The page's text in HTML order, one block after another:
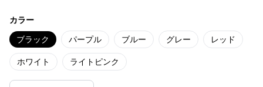
カラー
ブラック パープル ブルー グレー レッド
ホワイト ライトピンク